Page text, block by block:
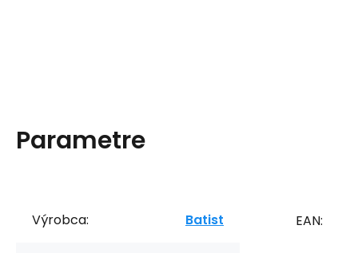
Parametre
Výrobca: Batist EAN: